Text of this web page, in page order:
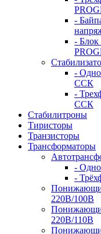
-
- Блок
-
ССК
-
ССК
Стабилитроны
Тиристоры
Транзисторы
Трансформаторы
-
-
220В/100В
220В/110В